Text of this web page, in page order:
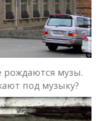
рождаются музы.
под музыку?